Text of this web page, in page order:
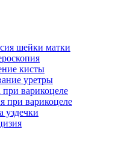
шейки матки
кисты
уретры
варикоцеле
при варикоцеле
уздечки